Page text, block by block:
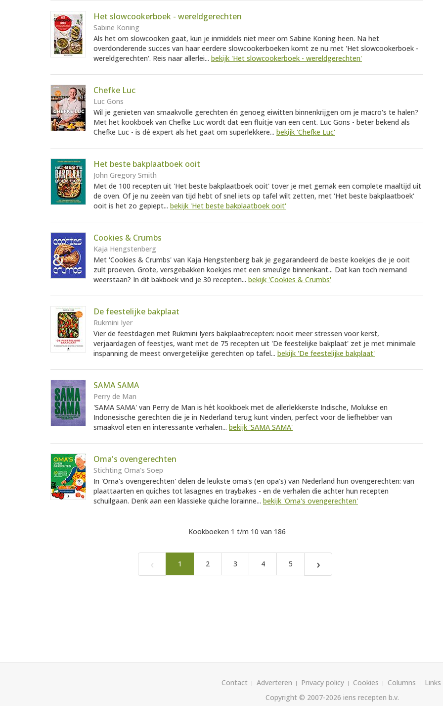
Het slowcookerboek - wereldgerechten
Sabine Koning
Als het om slowcooken gaat, kun je inmiddels niet meer om Sabine Koning heen. Na het
overdonderende succes van haar eerdere slowcookerboeken komt ze nu met 'Het slowcookerboek -
wereldgerechten'. Reis naar allerlei... bekijk 'Het slowcookerboek - wereldgerechten'
Chefke Luc
Luc Gons
Wil je genieten van smaakvolle gerechten én genoeg eiwitten binnenkrijgen om je macro's te halen?
Met het kookboek van Chefke Luc wordt dat een fluitje van een cent. Luc Gons - beter bekend als
Chefke Luc - is dé expert als het gaat om superlekkere... bekijk 'Chefke Luc'
Het beste bakplaatboek ooit
John Gregory Smith
Met de 100 recepten uit 'Het beste bakplaatboek ooit' tover je met gemak een complete maaltijd uit
de oven. Of je nu zeeën van tijd hebt of snel iets op tafel wilt zetten, met 'Het beste bakplaatboek'
ooit is het zo gepiept... bekijk 'Het beste bakplaatboek ooit'
Cookies & Crumbs
Kaja Hengstenberg
Met 'Cookies & Crumbs' van Kaja Hengstenberg bak je gegarandeerd de beste koekjes die je ooit
zult proeven. Grote, versgebakken koekjes met een smeuïge binnenkant... Dat kan toch niemand
weerstaan? In dit bakboek vind je 30 recepten... bekijk 'Cookies & Crumbs'
De feestelijke bakplaat
Rukmini Iyer
Vier de feestdagen met Rukmini Iyers bakplaatrecepten: nooit meer stressen voor kerst,
verjaardagen of feestjes, want met de 75 recepten uit 'De feestelijke bakplaat' zet je met minimale
inspanning de meest onvergetelijke gerechten op tafel... bekijk 'De feestelijke bakplaat'
SAMA SAMA
Perry de Man
'SAMA SAMA' van Perry de Man is hét kookboek met de allerlekkerste Indische, Molukse en
Indonesische gerechten die je in Nederland terug kunt vinden, perfect voor de liefhebber van
smaakvol eten en interessante verhalen... bekijk 'SAMA SAMA'
Oma's ovengerechten
Stichting Oma's Soep
In 'Oma's ovengerechten' delen de leukste oma's (en opa's) van Nederland hun ovengerechten: van
plaattaarten en quiches tot lasagnes en traybakes - en de verhalen die achter hun recepten
schuilgaan. Denk aan een klassieke quiche lorainne... bekijk 'Oma's ovengerechten'
Kookboeken 1 t/m 10 van 186
‹ 1 2 3 4 5 ›
Contact Adverteren Privacy policy Cookies Columns
Links
Copyright © 2007-2026 iens recepten b.v.